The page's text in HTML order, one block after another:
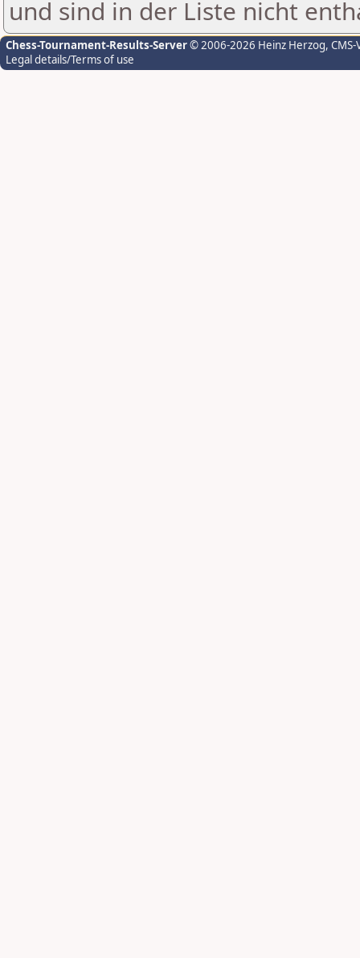
und sind in der Liste nicht
Chess-Tournament-Results-Server© 2006-2026 Heinz Herzog,
Legal details/Terms of use